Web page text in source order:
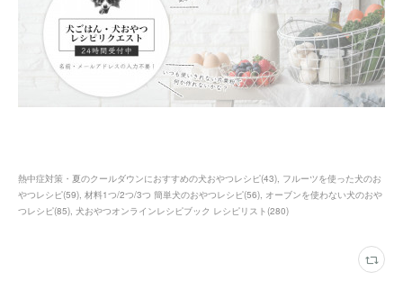
熱中症対策・夏のクールダウンにおすすめの犬おやつレシピ(43) フルーツを使った犬のお
やつレシピ(59) 材料1つ/2つ/3つ 簡単犬のおやつレシピ(56) オーブンを使わない犬のおや
つレシピ(85) 犬おやつオンラインレシピブック レシピリスト(280)